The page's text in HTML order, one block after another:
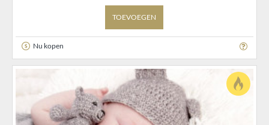
TOEVOEGEN
Nu kopen